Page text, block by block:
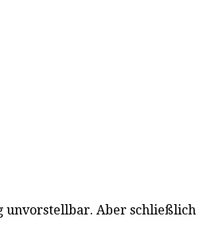
unvorstellbar. Aber schließlich